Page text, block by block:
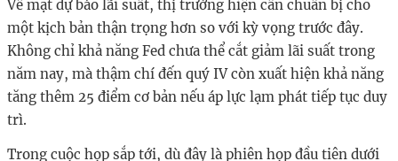
Về mặt dự báo lãi suất, thị trường hiện cần chuẩn bị cho
một kịch bản thận trọng hơn so với kỳ vọng trước đây.
Không chỉ khả năng Fed chưa thể cắt giảm lãi suất trong
năm nay, mà thậm chí đến quý IV còn xuất hiện khả năng
tăng thêm 25 điểm cơ bản nếu áp lực lạm phát tiếp tục duy
trì.
Trong cuộc họp sắp tới, dù đây là phiên họp đầu tiên dưới